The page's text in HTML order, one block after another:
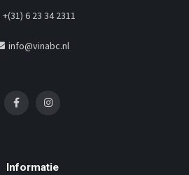
+(31) 6 23 34 2311
info@vinabc.nl
Informatie